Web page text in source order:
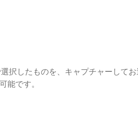
択したものを、キャプチャーしてお
能です。